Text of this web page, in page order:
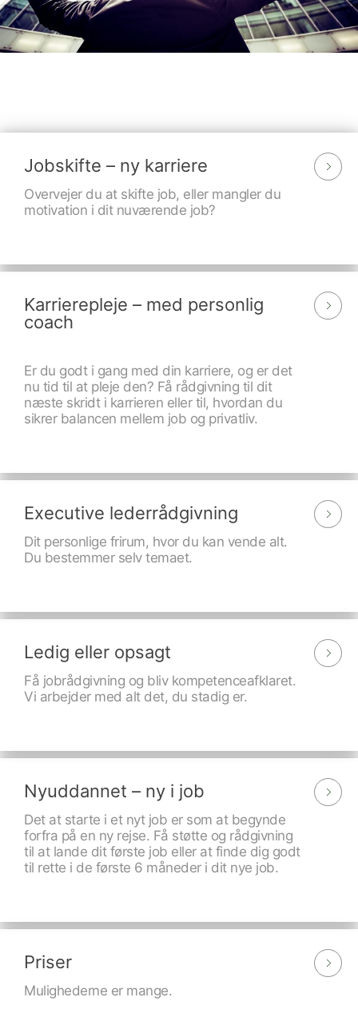
Jobskifte – ny karriere
Overvejer du at skifte job, eller mangler du
motivation i dit nuværende job?
Karrierepleje – med personlig
coach
Er du godt i gang med din karriere, og er det
nu tid til at pleje den? Få rådgivning til dit
næste skridt i karrieren eller til, hvordan du
sikrer balancen mellem job og privatliv.
Executive lederrådgivning
Dit personlige frirum, hvor du kan vende alt.
Du bestemmer selv temaet.
Ledig eller opsagt
Få jobrådgivning og bliv kompetenceafklaret.
Vi arbejder med alt det, du stadig er.
Nyuddannet – ny i job
Det at starte i et nyt job er som at begynde
forfra på en ny rejse. Få støtte og rådgivning
til at lande dit første job eller at finde dig godt
til rette i de første 6 måneder i dit nye job.
Priser
Mulighederne er mange.